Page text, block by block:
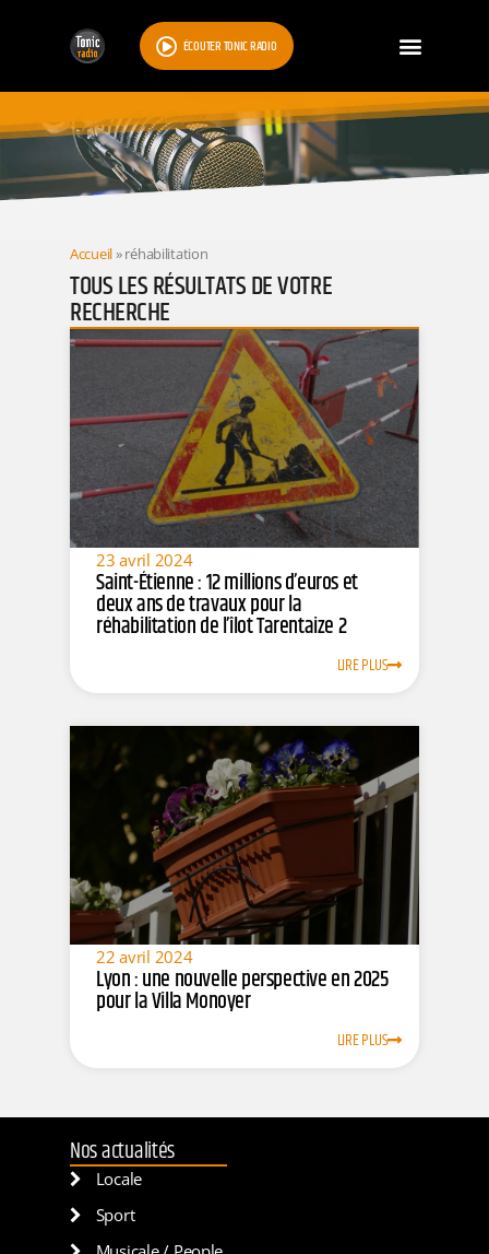
ÉCOUTER TONIC RADIO
RESULTATS
Accueil»réhabilitation
TOUS LES RÉSULTATS DE VOTRE
RECHERCHE
23 avril 2024
Saint-Étienne : 12 millions d’euros et
deux ans de travaux pour la
réhabilitation de l’îlot Tarentaize 2
LIRE PLUS
22 avril 2024
Lyon : une nouvelle perspective en 2025
pour la Villa Monoyer
LIRE PLUS
Nos actualités
Locale
Sport